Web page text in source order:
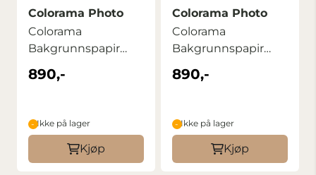
Colorama Photo
Colorama
Bakgrunnspapir
1,35m x 11m Charcoal
890,-
Ikke på lager
Kjøp
Colorama Photo
Colorama
Bakgrunnspapir
1,35m x 11m Black
890,-
Ikke på lager
Kjøp